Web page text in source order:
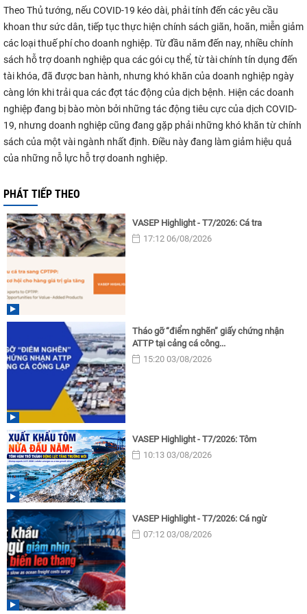
Theo Thủ tướng, nếu COVID-19 kéo dài, phải tính đến các yêu cầu
khoan thư sức dân, tiếp tục thực hiện chính sách giãn, hoãn, miễn giảm
các loại thuế phí cho doanh nghiệp. Từ đầu năm đến nay, nhiều chính
sách hỗ trợ doanh nghiệp qua các gói cụ thể, từ tài chính tín dụng đến
tài khóa, đã được ban hành, nhưng khó khăn của doanh nghiệp ngày
càng lớn khi trải qua các đợt tác động của dịch bệnh. Hiện các doanh
nghiệp đang bị bào mòn bởi những tác động tiêu cực của dịch COVID-
19, nhưng doanh nghiệp cũng đang gặp phải những khó khăn từ chính
sách của một vài ngành nhất định. Điều này đang làm giảm hiệu quả
của những nỗ lực hỗ trợ doanh nghiệp.
PHÁT TIẾP THEO
VASEP Highlight - T7/2026: Cá tra
17:12 06/08/2026
Tháo gỡ “điểm nghẽn” giấy chứng nhận
ATTP tại cảng cá công...
15:20 03/08/2026
VASEP Highlight - T7/2026: Tôm
10:13 03/08/2026
VASEP Highlight - T7/2026: Cá ngừ
07:12 03/08/2026